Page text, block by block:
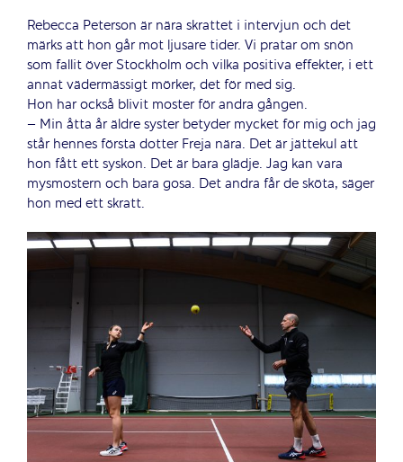
Rebecca Peterson är nära skrattet i intervjun och det
märks att hon går mot ljusare tider. Vi pratar om snön
som fallit över Stockholm och vilka positiva effekter, i ett
annat vädermässigt mörker, det för med sig.
Hon har också blivit moster för andra gången.
– Min åtta år äldre syster betyder mycket för mig och jag
står hennes första dotter Freja nära. Det är jättekul att
hon fått ett syskon. Det är bara glädje. Jag kan vara
mysmostern och bara gosa. Det andra får de sköta, säger
hon med ett skratt.